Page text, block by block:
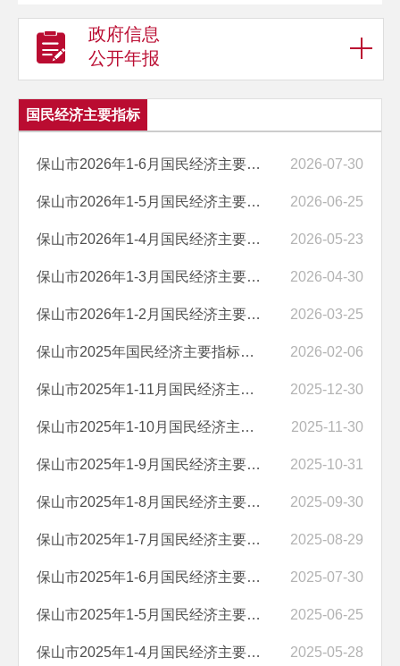
政府信息
公开年报
国民经济主要指标
保山市2026年1-6月国民经济主要指标 2026-07-30
保山市2026年1-5月国民经济主要指标 2026-06-25
保山市2026年1-4月国民经济主要指标 2026-05-23
保山市2026年1-3月国民经济主要指标 2026-04-30
保山市2026年1-2月国民经济主要指标 2026-03-25
保山市2025年国民经济主要指标完成情况 2026-02-06
保山市2025年1-11月国民经济主要指标 2025-12-30
保山市2025年1-10月国民经济主要指标 2025-11-30
保山市2025年1-9月国民经济主要指标 2025-10-31
保山市2025年1-8月国民经济主要指标 2025-09-30
保山市2025年1-7月国民经济主要指标 2025-08-29
保山市2025年1-6月国民经济主要指标 2025-07-30
保山市2025年1-5月国民经济主要指标 2025-06-25
保山市2025年1-4月国民经济主要指标 2025-05-28